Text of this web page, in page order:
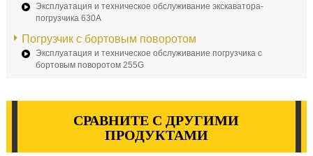
Эксплуатация и техническое обслуживание экскаватора-
погрузчика 630A
Погрузчик с бортовым поворотом
Эксплуатация и техническое обслуживание погрузчика с
бортовым поворотом 255G
СРАВНИТЕ С ДРУГИМИ
ПРОДУКТАМИ